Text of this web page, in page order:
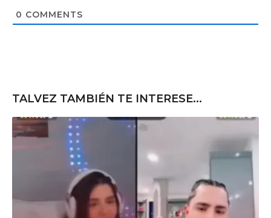
e
0 COMMENTS
TALVEZ TAMBIÉN TE INTERESE...